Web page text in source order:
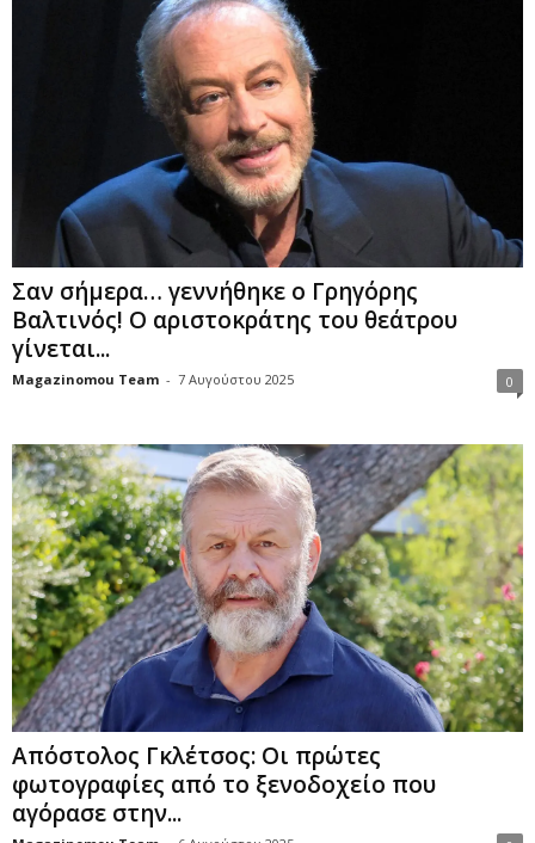
Σαν σήμερα… γεννήθηκε ο Γρηγόρης
Βαλτινός! Ο αριστοκράτης του θεάτρου
γίνεται...
Magazinomou Team - 7 Αυγούστου 2025 0
Απόστολος Γκλέτσος: Οι πρώτες
φωτογραφίες από το ξενοδοχείο που
αγόρασε στην...